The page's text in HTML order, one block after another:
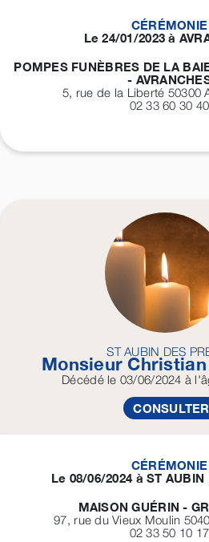
CÉRÉMONIE
Le 24/01/2023 à
POMPES FUNÈBRES DE LA
-
5, rue de la Liberté 50300
02 33 60 30 40
ST AUBIN DES
Monsieur
Décédéle 03/06/2024 à
CONSULTER
CÉRÉMONIE
Le 08/06/2024 à ST AUBIN
MAISON GUÉRIN -
97, rue du Vieux Moulin
02 33 50 10 17